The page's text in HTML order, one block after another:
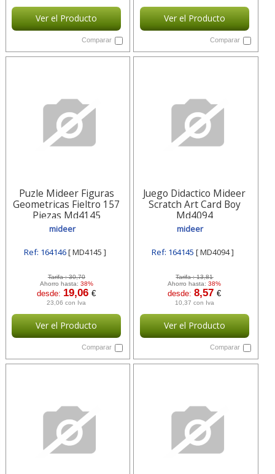
Ver el Producto
Comparar
Ver el Producto
Comparar
Puzle Mideer Figuras
Geometricas Fieltro 157
Piezas Md4145
mideer
Ref: 164146[ MD4145 ]
Tarifa :30,70
Ahorro hasta: 38%
desde: 19,06€
23,06 con Iva
Ver el Producto
Comparar
Juego Didactico Mideer
Scratch Art Card Boy
Md4094
mideer
Ref: 164145[ MD4094 ]
Tarifa :13,81
Ahorro hasta:38%
desde:8,57€
10,37 con Iva
Ver el Producto
Comparar